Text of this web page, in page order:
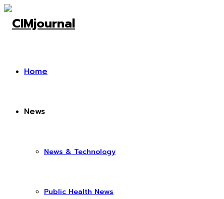
Home
News
News & Technology
Public Health News